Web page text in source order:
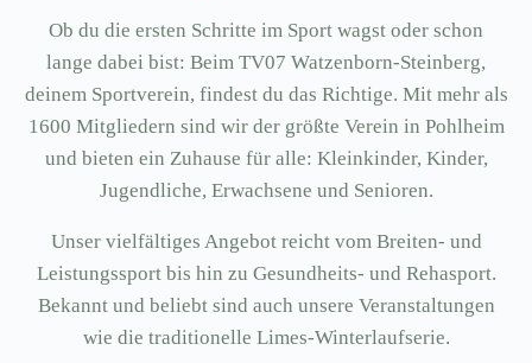
Ob du die ersten Schritte im Sport wagst oder schon
lange dabei bist: Beim TV07 Watzenborn-Steinberg,
deinem Sportverein, findest du das Richtige. Mit mehr als
1600 Mitgliedern sind wir der größte Verein in Pohlheim
und bieten ein Zuhause für alle: Kleinkinder, Kinder,
Jugendliche, Erwachsene und Senioren.
Unser vielfältiges Angebot reicht vom Breiten- und
Leistungssport bis hin zu Gesundheits- und Rehasport.
Bekannt und beliebt sind auch unsere Veranstaltungen
wie die traditionelle Limes-Winterlaufserie.